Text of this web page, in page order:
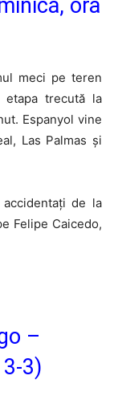
ora
meci pe teren
trecută la
Espanyol vine
Las Palmas și
de la
Felipe Caicedo,
–
3)